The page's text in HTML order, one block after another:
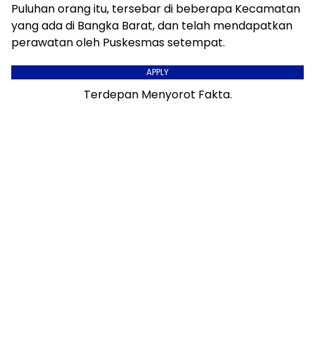
Puluhan orang itu, tersebar di beberapa Kecamatan
yang ada di Bangka Barat, dan telah mendapatkan
perawatan oleh Puskesmas setempat.
APPLY
Terdepan Menyorot Fakta.